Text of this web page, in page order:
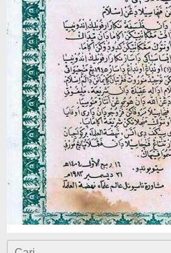
Cari